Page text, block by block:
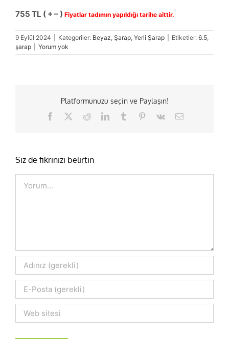
755 TL ( + – ) Fiyatlar tadımın yapıldığı tarihe aittir.
9 Eylül 2024 Kategoriler: Beyaz, Şarap, Yerli Şarap Etiketler: 6.5,
şarap
Yorum yok
Platformunuzu seçin ve Paylaşın!
Facebook RedditLinkedInTumblr Pinterest
Vk
E-
Siz de fikrinizi belirtin